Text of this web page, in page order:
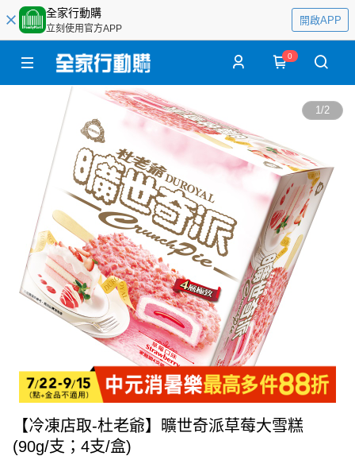
全家行動購
立刻使用官方APP
開啟APP
0
1/2
【冷凍店取-杜老爺】曠世奇派草莓大雪糕
(90g/支；4支/盒)